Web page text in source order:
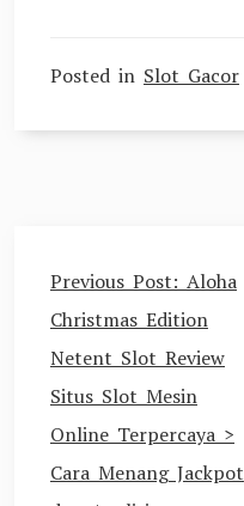
Posted in Slot Gacor
Navigasi
pos
Previous Post: Aloha
Christmas Edition
Netent Slot Review
Situs Slot Mesin
Online Terpercaya >
Cara Menang Jackpot